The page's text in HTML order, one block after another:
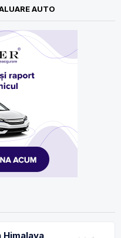
AUTO
Himalaya